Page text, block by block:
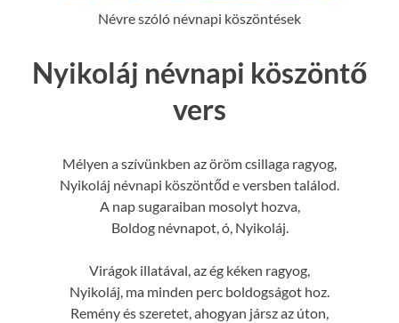
Névre szóló névnapi köszöntések
Nyikoláj névnapi köszöntő
vers
Mélyen a szívünkben az öröm csillaga ragyog,
Nyikoláj névnapi köszöntőd e versben találod.
A nap sugaraiban mosolyt hozva,
Boldog névnapot, ó, Nyikoláj.
Virágok illatával, az ég kéken ragyog,
Nyikoláj, ma minden perc boldogságot hoz.
Remény és szeretet, ahogyan jársz az úton,